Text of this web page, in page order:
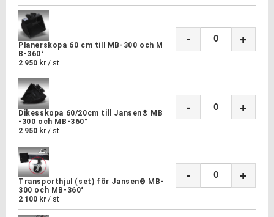
Planerskopa 60 cm till MB-300 och M
B-360°
2 950 kr / st
+
-
Dikesskopa 60/20cm till Jansen® MB
-300 och MB-360°
2 950 kr/ st
+
-
Transporthjul (set) för Jansen® MB-
300 och MB-360°​​
2 100 kr / st
+
-